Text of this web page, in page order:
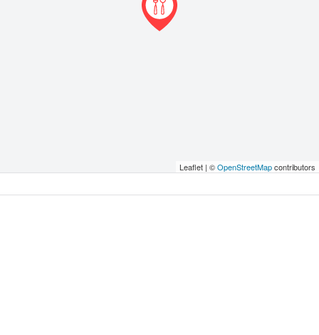
Leaflet | ©OpenStreetMapcontributors